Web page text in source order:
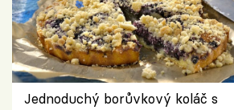
Jednoduchý borůvkový koláč s